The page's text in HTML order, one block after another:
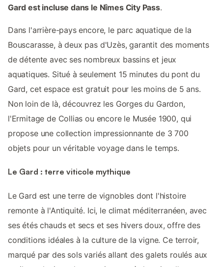
Gard est incluse dans le Nîmes City Pass.
Dans l'arrière-pays encore, le parc aquatique de la
Bouscarasse, à deux pas d'Uzès, garantit des moments
de détente avec ses nombreux bassins et jeux
aquatiques. Situé à seulement 15 minutes du pont du
Gard, cet espace est gratuit pour les moins de 5 ans.
Non loin de là, découvrez les Gorges du Gardon,
l'Ermitage de Collias ou encore le Musée 1900, qui
propose une collection impressionnante de 3 700
objets pour un véritable voyage dans le temps.
Le Gard : terre viticole mythique
Le Gard est une terre de vignobles dont l'histoire
remonte à l'Antiquité. Ici, le climat méditerranéen, avec
ses étés chauds et secs et ses hivers doux, offre des
conditions idéales à la culture de la vigne. Ce terroir,
marqué par des sols variés allant des galets roulés aux